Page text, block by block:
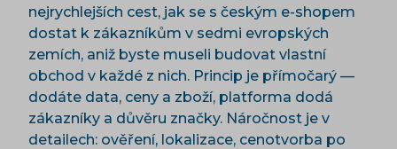
nejrychlejších cest, jak se s českým e-shopem
dostat k zákazníkům v sedmi evropských
zemích, aniž byste museli budovat vlastní
obchod v každé z nich. Princip je přímočarý —
dodáte data, ceny a zboží, platforma dodá
zákazníky a důvěru značky. Náročnost je v
detailech: ověření, lokalizace, cenotvorba po